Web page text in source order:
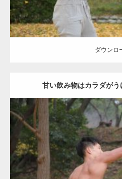
ダウンロ
甘い飲み物はカラダが
Update:
Category: 公園のマッチョ その他